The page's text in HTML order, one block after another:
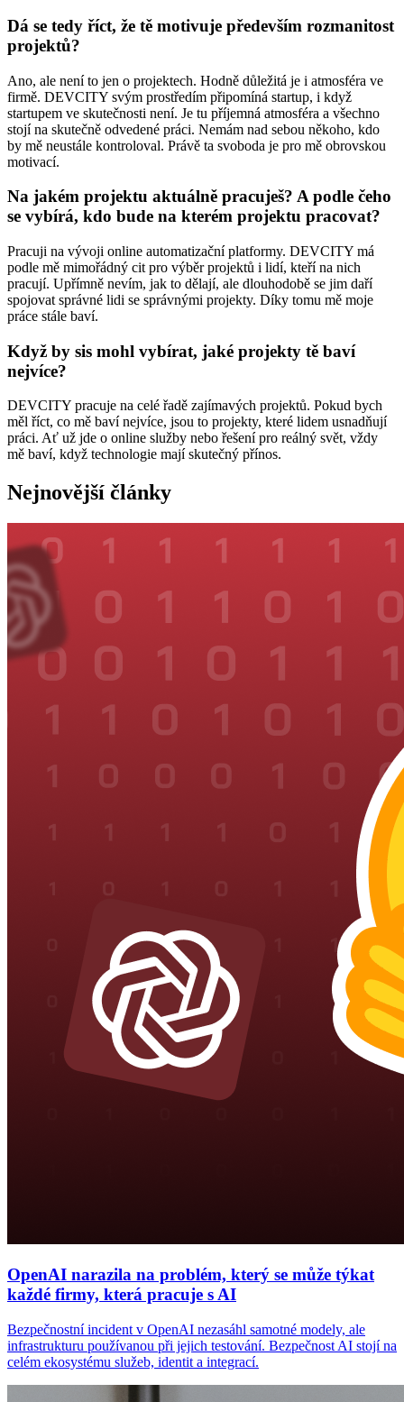
Dá se tedy říct, že tě motivuje především rozmanitost
projektů?
Ano, ale není to jen o projektech. Hodně důležitá je i atmosféra ve
firmě. DEVCITY svým prostředím připomíná startup, i když
startupem ve skutečnosti není. Je tu příjemná atmosféra a všechno
stojí na skutečně odvedené práci. Nemám nad sebou někoho, kdo
by mě neustále kontroloval. Právě ta svoboda je pro mě obrovskou
motivací.
Na jakém projektu aktuálně pracuješ? A podle čeho
se vybírá, kdo bude na kterém projektu pracovat?
Pracuji na vývoji online automatizační platformy. DEVCITY má
podle mě mimořádný cit pro výběr projektů i lidí, kteří na nich
pracují. Upřímně nevím, jak to dělají, ale dlouhodobě se jim daří
spojovat správné lidi se správnými projekty. Díky tomu mě moje
práce stále baví.
Když by sis mohl vybírat, jaké projekty tě baví
nejvíce?
DEVCITY pracuje na celé řadě zajímavých projektů. Pokud bych
měl říct, co mě baví nejvíce, jsou to projekty, které lidem usnadňují
práci. Ať už jde o online služby nebo řešení pro reálný svět, vždy
mě baví, když technologie mají skutečný přínos.
Nejnovější články
OpenAI narazila na problém, který se může týkat
každé firmy, která pracuje s AI
Bezpečnostní incident v OpenAI nezasáhl samotné modely, ale
infrastrukturu používanou při jejich testování. Bezpečnost AI stojí na
celém ekosystému služeb, identit a integrací.